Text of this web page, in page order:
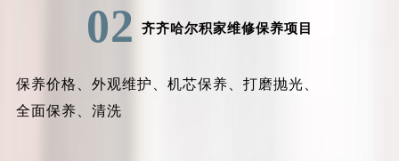
02 齐齐哈尔积家维修保养项目
保养价格、 外观维护、 机芯保养、 打磨抛光、
全面保养、 清洗